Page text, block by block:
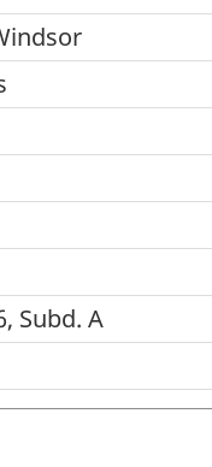
Subd. A